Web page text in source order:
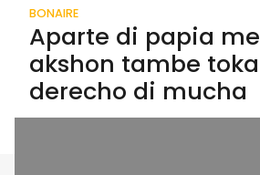
BONAIRE
Aparte di papia
akshon tambe
derecho di mucha